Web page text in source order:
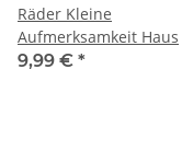
Räder Kleine
Aufmerksamkeit Haus
9,99 € *